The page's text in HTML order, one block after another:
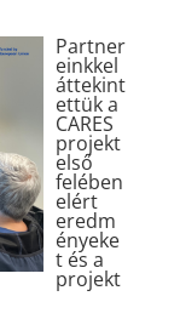
Partner
einkkel
áttekint
ettük a
CARES
projekt
első
felében
elért
eredm
ényeke
t és a
projekt